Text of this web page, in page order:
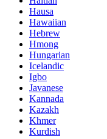
Hausa
Hawaiian
Hebrew
Hmong
Hungarian
Icelandic
Igbo
Javanese
Kannada
Kazakh
Khmer
Kurdish